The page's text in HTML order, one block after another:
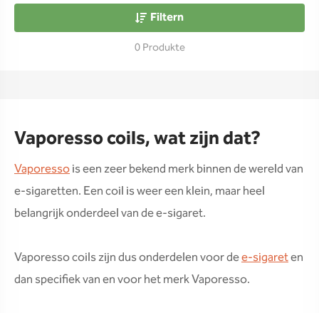
Filtern
0 Produkte
Vaporesso coils, wat zijn dat?
Vaporessois een zeer bekend merk binnen de wereld van
e-sigaretten. Een coil is weer een klein, maar heel
belangrijk onderdeel van de e-sigaret.
Vaporesso coils zijn dus onderdelen voor dee-sigareten
dan specifiek van en voor het merk Vaporesso.